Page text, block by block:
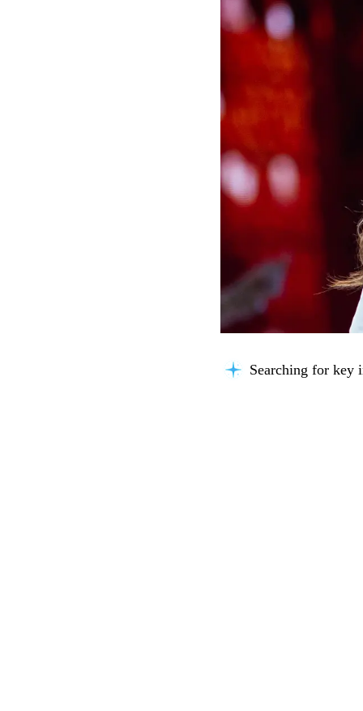
Searching for key